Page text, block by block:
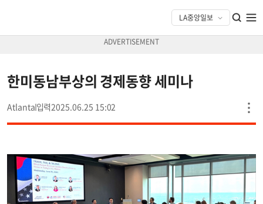
한미동남부상의 경제동향 세미나
Atlanta 2025.06.25 15:02